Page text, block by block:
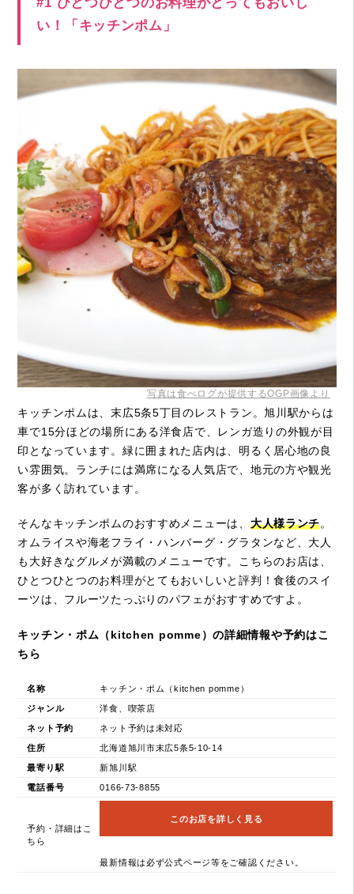
い！「キッチンポム」
写真は食べログが提供するOGP画像より
キッチンポムは、末広5条5丁目のレストラン。旭川駅からは
車で15分ほどの場所にある洋食店で、レンガ造りの外観が目
印となっています。緑に囲まれた店内は、明るく居心地の良
い雰囲気。ランチには満席になる人気店で、地元の方や観光
客が多く訪れています。
そんなキッチンポムのおすすめメニューは、 大人様ランチ。
オムライスや海老フライ・ハンバーグ・グラタンなど、大人
も大好きなグルメが満載のメニューです。こちらのお店は、
ひとつひとつのお料理がとてもおいしいと評判！食後のスイ
ーツは、フルーツたっぷりのパフェがおすすめですよ。
キッチン・ポム（kitchen pomme）の詳細情報や予約はこ
ちら
名称 キッチン・ポム（kitchen pomme）
ジャンル 洋食、喫茶店
ネット予約 ネット予約は未対応
住所 北海道旭川市末広5条5-10-14
最寄り駅 新旭川駅
電話番号 0166-73-8855
予約・詳細はこ
ちら
このお店を詳しく見る
最新情報は必ず公式ページ等をご確認ください。